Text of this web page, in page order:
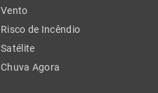
Vento
Risco de Incêndio
Satélite
Chuva Agora